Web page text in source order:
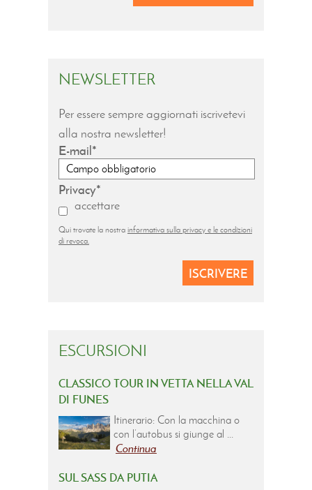
NEWSLETTER
Per essere sempre aggiornati iscrivetevi
alla nostra newsletter!
E-mail
Privacy
accettare
Qui trovate la nostra informativa sulla privacy e le condizioni
di revoca.
ISCRIVERE
ESCURSIONI
CLASSICO TOUR IN VETTA NELLA VAL
DI FUNES
Itinerario: Con la macchina o
con l’autobus si giunge al ...
Continua
SUL SASS DA PUTIA